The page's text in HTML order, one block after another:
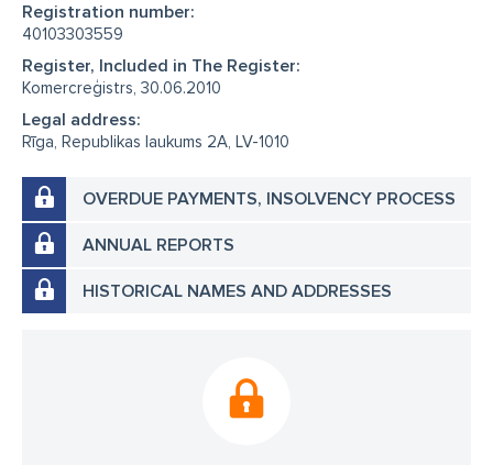
Registration number:
40103303559
Register, Included in The Register:
Komercreģistrs, 30.06.2010
Legal address:
Rīga, Republikas laukums 2A, LV-1010
OVERDUE PAYMENTS, INSOLVENCY PROCESS
ANNUAL REPORTS
HISTORICAL NAMES AND ADDRESSES